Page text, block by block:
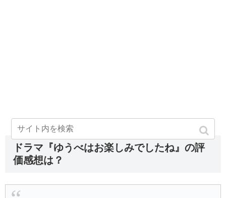
ドラマ『ゆうべはお楽しみでしたね』の評
価感想は？